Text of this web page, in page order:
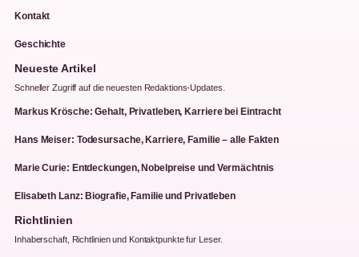
Kontakt
Geschichte
Neueste Artikel
Schneller Zugriff auf die neuesten Redaktions-Updates.
Markus Krösche: Gehalt, Privatleben, Karriere bei Eintracht
Hans Meiser: Todesursache, Karriere, Familie – alle Fakten
Marie Curie: Entdeckungen, Nobelpreise und Vermächtnis
Elisabeth Lanz: Biografie, Familie und Privatleben
Richtlinien
Inhaberschaft, Richtlinien und Kontaktpunkte fur Leser.